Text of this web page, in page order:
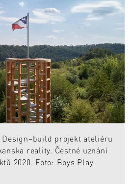
Design–build projekt ateliéru
reality. Čestné uznání
2020. Foto: Boys Play